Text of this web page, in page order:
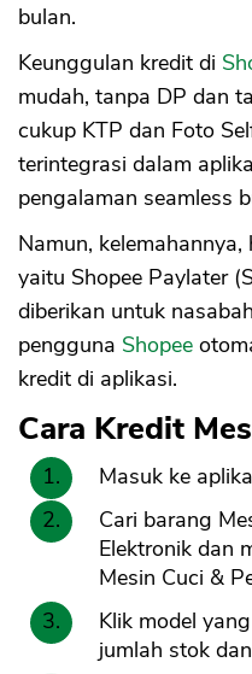
bulan.
Keunggulan kredit di
mudah, tanpa DP dan
cukup KTP dan Foto
terintegrasi dalam
pengalaman seamless
Namun,
yaitu Shopee Paylater
diberikan untuk
pengguna Shopee
kredit di aplikasi.
Cara Kredit
Masuk ke
Cari barang
Elektronik dan
Mesin Cuci &
Klik model
jumlah stok